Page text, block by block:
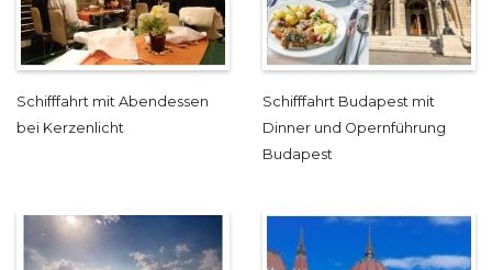
Schifffahrt mit Abendessen
bei Kerzenlicht
Schifffahrt Budapest mit
Dinner und Opernführung
Budapest